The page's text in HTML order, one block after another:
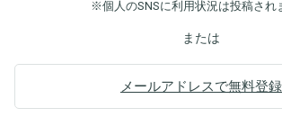
※個人のSNSに利用状況は投稿され
または
メールアドレスで無料登録